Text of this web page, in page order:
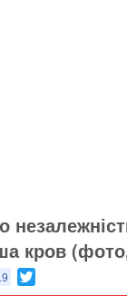
кров